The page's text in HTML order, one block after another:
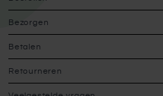
Bezorgen
Betalen
Retourneren